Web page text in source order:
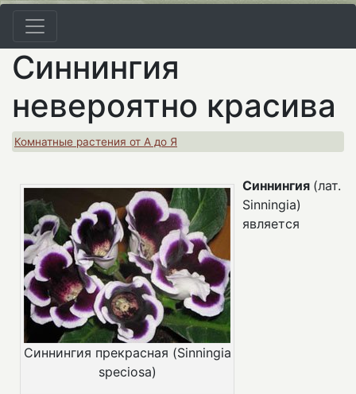
Синнингия
невероятно красива
Комнатные растения от А до Я
Синнингия прекрасная (Sinningia
speciosa)
Синнингия (лат.
Sinningia)
является